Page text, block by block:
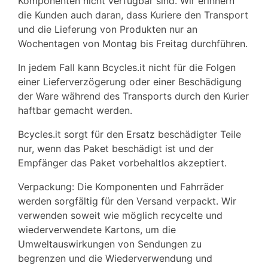
die Kunden auch daran, dass Kuriere den Transport
und die Lieferung von Produkten nur an
Wochentagen von Montag bis Freitag durchführen.
In jedem Fall kann Bcycles.it nicht für die Folgen
einer Lieferverzögerung oder einer Beschädigung
der Ware während des Transports durch den Kurier
haftbar gemacht werden.
Bcycles.it sorgt für den Ersatz beschädigter Teile
nur, wenn das Paket beschädigt ist und der
Empfänger das Paket vorbehaltlos akzeptiert.
Verpackung: Die Komponenten und Fahrräder
werden sorgfältig für den Versand verpackt. Wir
verwenden soweit wie möglich recycelte und
wiederverwendete Kartons, um die
Umweltauswirkungen von Sendungen zu
begrenzen und die Wiederverwendung und